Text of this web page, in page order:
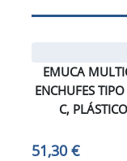
EMUCA
ENCHUFES
C,
51,30 €